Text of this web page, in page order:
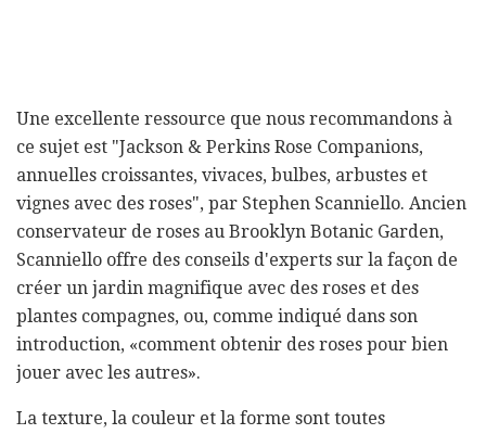
Une excellente ressource que nous recommandons à
ce sujet est "Jackson & Perkins Rose Companions,
annuelles croissantes, vivaces, bulbes, arbustes et
vignes avec des roses", par Stephen Scanniello. Ancien
conservateur de roses au Brooklyn Botanic Garden,
Scanniello offre des conseils d'experts sur la façon de
créer un jardin magnifique avec des roses et des
plantes compagnes, ou, comme indiqué dans son
introduction, «comment obtenir des roses pour bien
jouer avec les autres».
La texture, la couleur et la forme sont toutes